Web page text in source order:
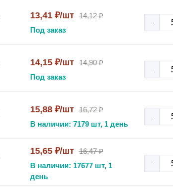
13,41 ₽/шт 14,12 ₽
Под заказ
-
14,15 ₽/шт 14,90 ₽
Под заказ
-
15,88 ₽/шт 16,72 ₽
В наличии: 7179 шт, 1 день
-
15,65 ₽/шт 16,47 ₽
В наличии: 17677 шт, 1
день
-